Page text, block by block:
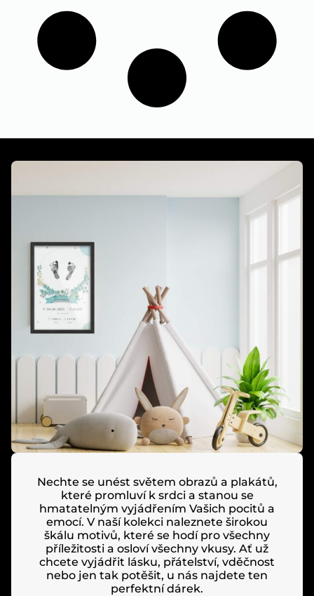
Nechte se unést světem obrazů a plakátů,
které promluví k srdci a stanou se
hmatatelným vyjádřením Vašich pocitů a
emocí. V naší kolekci naleznete širokou
škálu motivů, které se hodí pro všechny
příležitosti a osloví všechny vkusy. Ať už
chcete vyjádřit lásku, přátelství, vděčnost
nebo jen tak potěšit, u nás najdete ten
perfektní dárek.